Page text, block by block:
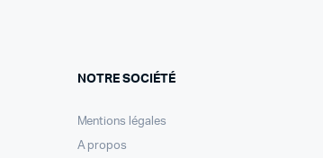
NOTRE SOCIÉTÉ
Mentions légales
A propos